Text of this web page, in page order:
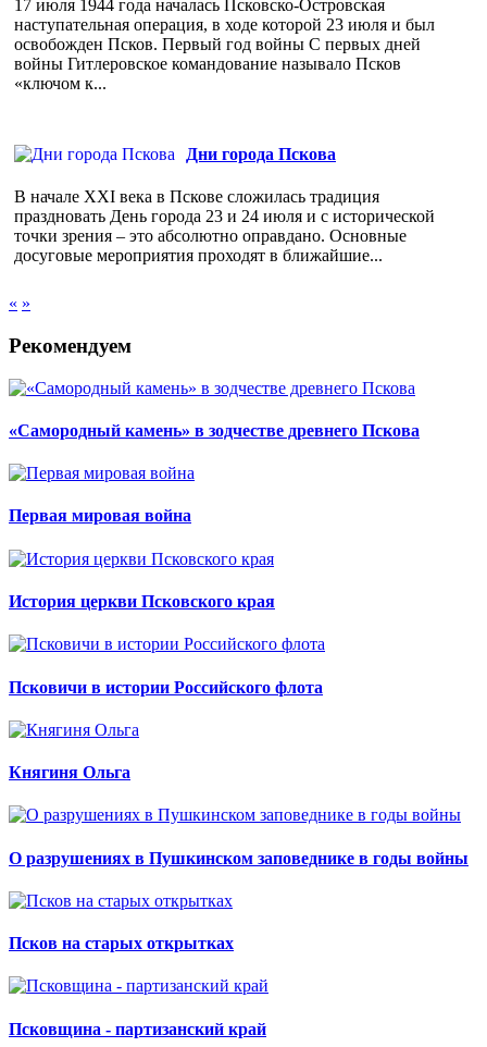
17 июля 1944 года началась Псковско-Островская
наступательная операция, в ходе которой 23 июля и был
освобожден Псков. Первый год войны С первых дней
войны Гитлеровское командование называло Псков
«ключом к...
Дни города Пскова
В начале XXI века в Пскове сложилась традиция
праздновать День города 23 и 24 июля и с исторической
точки зрения – это абсолютно оправдано. Основные
досуговые мероприятия проходят в ближайшие...
« »
Рекомендуем
«Самородный камень» в зодчестве древнего Пскова
Первая мировая война
История церкви Псковского края
Псковичи в истории Российского флота
Княгиня Ольга
О разрушениях в Пушкинском заповеднике в годы войны
Псков на старых открытках
Псковщина - партизанский край